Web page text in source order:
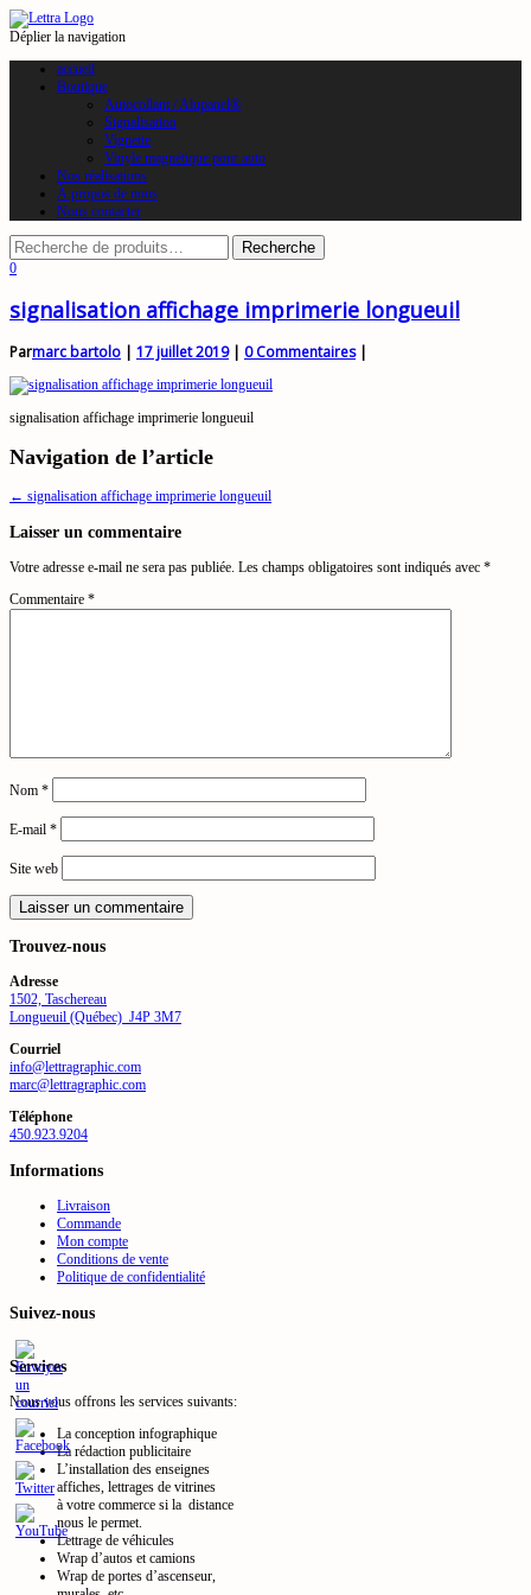
Déplier la navigation
accueil
Boutique
Autocollant / Alupanel®
Signalisation
Vignette
Vinyle magnétique pour auto
Nos réalisations
À propos de nous
Nous contacter
0
signalisation affichage imprimerie longueuil
Parmarc bartolo | 17 juillet 2019| 0 Commentaires|
signalisation affichage imprimerie longueuil
Navigation de l’article
← signalisation affichage imprimerie longueuil
Laisser un commentaire
Votre adresse e-mail ne sera pas publiée. Les champs obligatoires sont indiqués avec *
Commentaire *
Nom *
E-mail *
Site web
Trouvez-nous
Adresse
1502, Taschereau
Longueuil (Québec) J4P 3M7
Courriel
info@lettragraphic.com
marc@lettragraphic.com
Téléphone
450.923.9204
Informations
Livraison
Commande
Mon compte
Conditions de vente
Politique de confidentialité
Suivez-nous
Services
Nous vous offrons les services suivants:
La conception infographique
La rédaction publicitaire
L’installation des enseignes
affiches, lettrages de vitrines
à votre commerce si la distance
nous le permet.
Lettrage de véhicules
Wrap d’autos et camions
Wrap de portes d’ascenseur,